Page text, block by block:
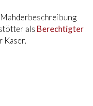
als Berechtigter
Kaser.